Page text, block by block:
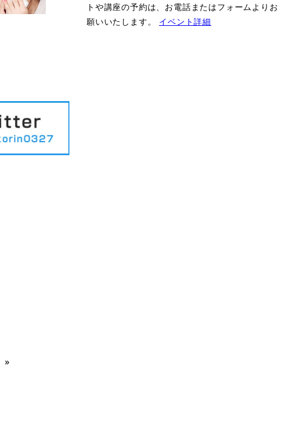
»
トや講座の予約は、お電話またはフォームよりお
願いいたします。 イベント詳細